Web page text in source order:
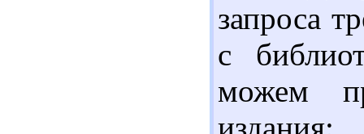
запроса
с
можем